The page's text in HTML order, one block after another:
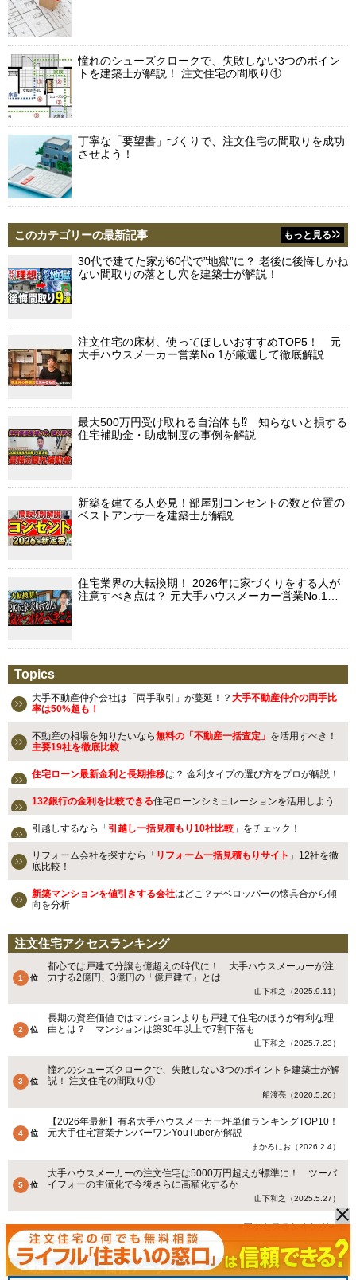
憧れのシューズクロークで、失敗しない3つのポイン
トを建築士が解説！ 注文住宅の間取り①
丁寧な「要望書」づくりで、注文住宅の間取りを成功
させよう！
このカテゴリーの最新記事 もっと見る
30代で建てた家が60代で”地獄”に？ 老後に後悔しかね
ない間取りの落とし穴を建築士が解説！
注文住宅の床材、使ってほしいおすすめTOP5！ 元
大手ハウスメーカー営業No.1が厳選して徹底解説
最大500万円受け取れる自治体も⁉ 知らないと損する
住宅補助金・助成制度の事例を解説
新築を建てる人必見！部屋別コンセントの数と位置の
ベストアンサーを建築士が解説
住宅業界の大転換期！ 2026年に家づくりをする人が
注意すべき点は？ 元大手ハウスメーカー営業No.1…
Topics
大手不動産仲介会社は「両手取引」が蔓延！？ 大手不動産仲介の両手比
率は50%超も！
不動産の相場を知りたいなら無料の「不動産一括査定」 を活用すべき！
主要19社を徹底比較
住宅ローン最新金利と長期推移は？ 金利タイプの選び方をプロが解説！
132銀行の金利を比較できる住宅ローンシミュレーションを活用しよう
引越しするなら「引越し一括見積もり10社比較 」をチェック！
リフォーム会社を探すなら「 リフォーム一括見積もりサイト 」12社を徹
底比較！
新築マンションを値引きする会社はどこ？デベロッパーの懐具合から傾
向を分析
注文住宅アクセスランキング
都心では戸建て分譲も億超えの時代に！ 大手ハウスメーカーが注
力する2億円、3億円の「億戸建て」とは
山下和之（2025.9.11）
長期の資産価値ではマンションよりも戸建て住宅のほうが有利な理
由とは？ マンションは築30年以上で7割下落も
山下和之（2025.7.23）
憧れのシューズクロークで、失敗しない3つのポイントを建築士が解
説！ 注文住宅の間取り①
船渡亮（2020.5.26）
【2026年最新】有名大手ハウスメーカー坪単価ランキングTOP10！
元大手住宅営業ナンバーワンYouTuberが解説
まかろにお（2026.2.4）
大手ハウスメーカーの注文住宅は5000万円超えが標準に！ ツーバ
イフォーの主流化で今後さらに高額化するか
山下和之（2025.5.27）
»アクセスランキング一覧
不動産（土地）価格データベース